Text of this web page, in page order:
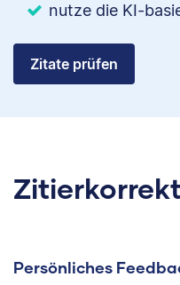
nutze die KI-
Zitate prüfen
Persönliches